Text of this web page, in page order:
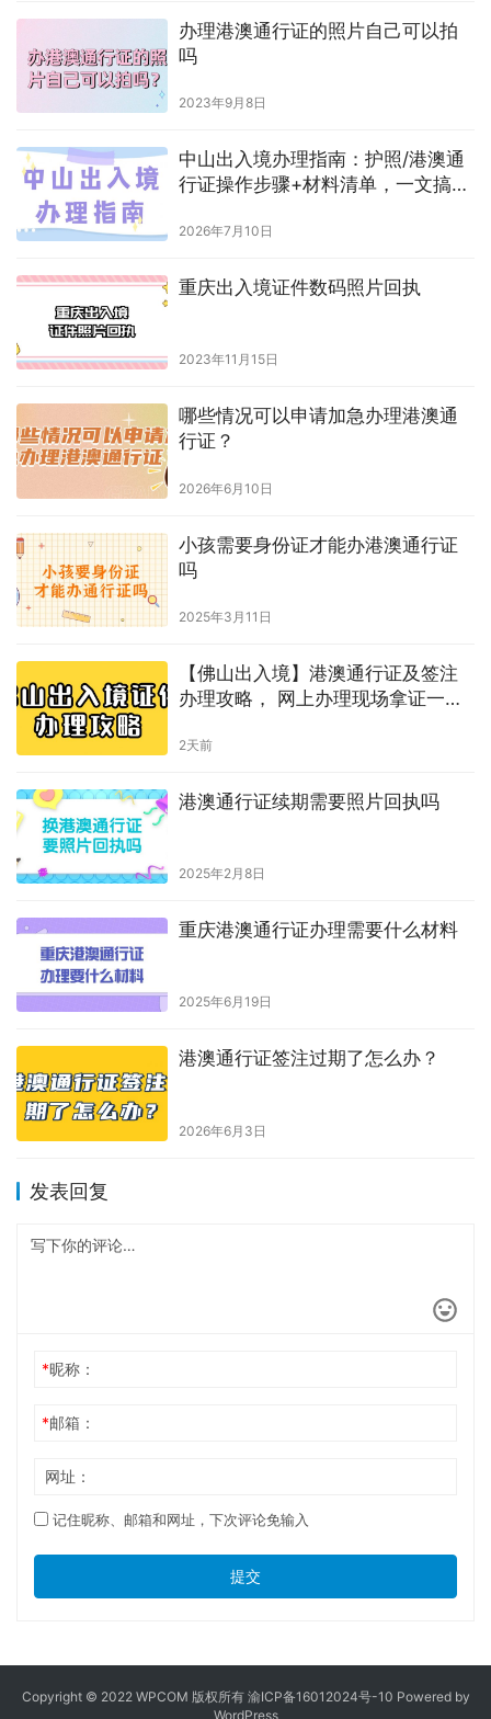
办理港澳通行证的照片自己可以拍
吗
2023年9月8日
中山出入境办理指南：护照/港澳通
行证操作步骤+材料清单，一文搞定
2026年7月10日
重庆出入境证件数码照片回执
2023年11月15日
哪些情况可以申请加急办理港澳通
行证？
2026年6月10日
小孩需要身份证才能办港澳通行证
吗
2025年3月11日
【佛山出入境】港澳通行证及签注
办理攻略， 网上办理现场拿证一站
2天前
港澳通行证续期需要照片回执吗
2025年2月8日
重庆港澳通行证办理需要什么材料
2025年6月19日
港澳通行证签注过期了怎么办？
2026年6月3日
发表回复
*昵称：
*邮箱：
网址：
记住昵称、邮箱和网址，下次评论免输入
提交
Copyright © 2022 WPCOM 版权所有 渝ICP备16012024号-10 Powered by
WordPress